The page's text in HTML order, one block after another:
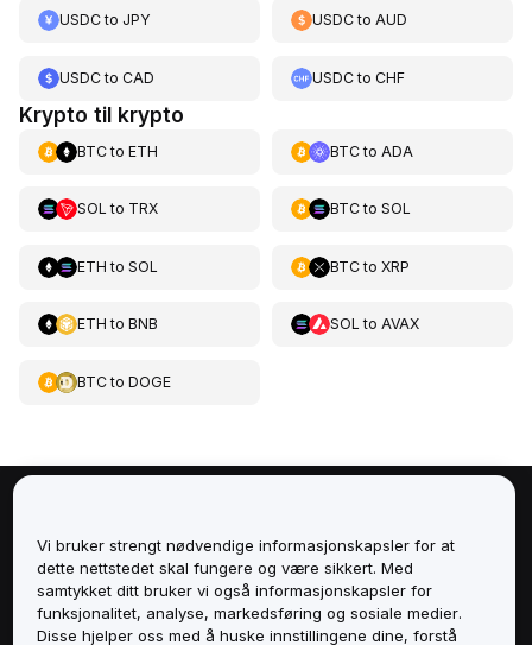
USDCto JPY USDCtoAUD
USDCto CAD USDCtoCHF
Krypto til krypto
BTCto ETH BTCto ADA
SOL to TRX BTCto SOL
ETH to SOL BTCto XRP
ETH to BNB SOL to AVAX
BTCto DOGE
Tjenester
Støtte
Vi bruker strengt nødvendige informasjonskapsler for at
dette nettstedet skal fungere og være sikkert. Med
samtykket ditt bruker vi også informasjonskapsler for
funksjonalitet, analyse, markedsføring og sosiale medier.
Disse hjelper oss med å huske innstillingene dine, forstå